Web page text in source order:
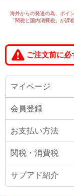
海外からの発送の為、ポイ
「関税と国内消費税」が課
ご注文前に
マイページ
会員登録
お支払い方法
関税・消費税
サプアド紹介